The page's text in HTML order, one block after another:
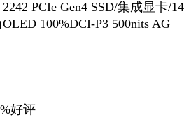
PCIe Gen4 SSD/集成显卡/14
100%DCI-P3 500nits AG
好评